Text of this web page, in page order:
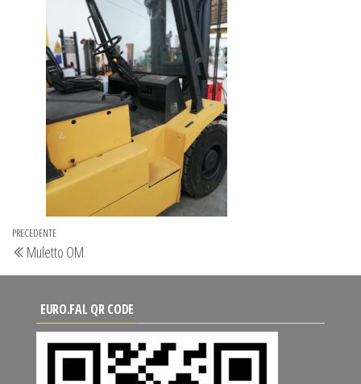
Navigazione
articoli
Articolo
precedente
PRECEDENTE
Muletto OM
EURO.FAL QR CODE